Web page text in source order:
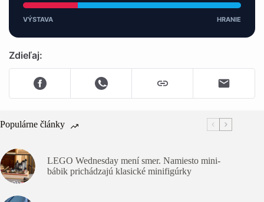
VÝSTAVA HRANIE
Zdieľaj:
Populárne články
LEGO Wednesday mení smer. Namiesto mini-
bábik prichádzajú klasické minifigúrky